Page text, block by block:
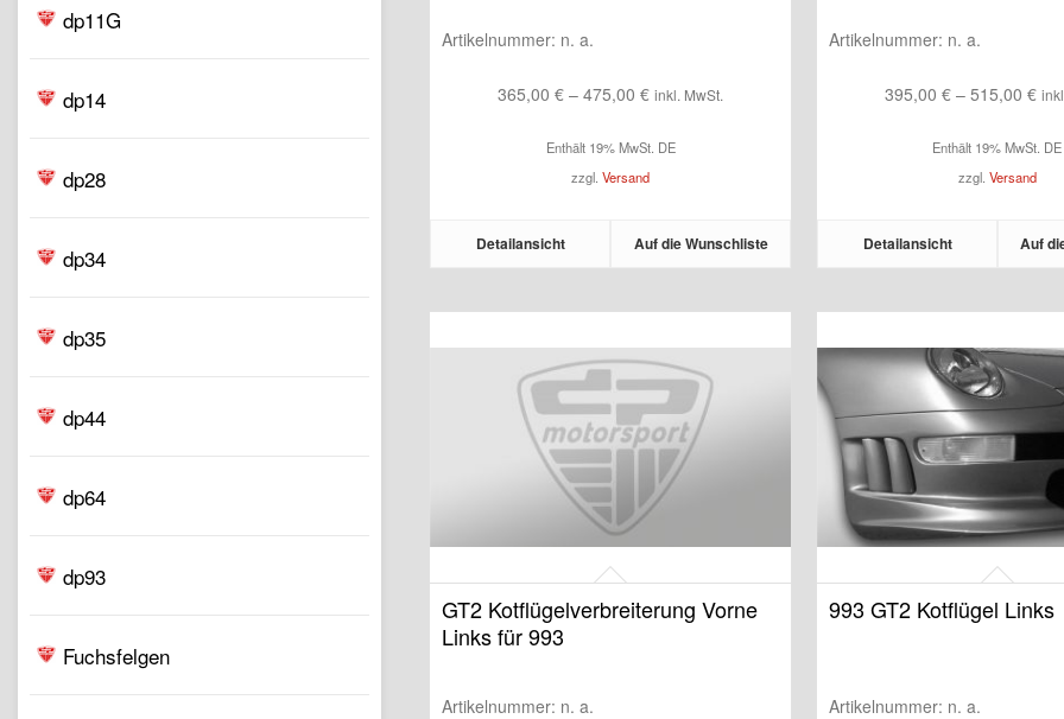
dp11G
dp14
dp28
dp34
dp35
dp44
dp64
dp93
Fuchsfelgen
Artikelnummer: n. a.
365,00€ –475,00€Preisspanne:
bis
475,00 €
inkl. MwSt.
Enthält 19% MwSt. DE
zzgl.Versand
Detailansicht Auf die Wunschliste
Artikelnummer: n. a.
395,00 € – 515,00 €
bis
Enthält 19% MwSt. DE
zzgl. Versand
Detailansicht Auf
GT2 Kotflügelverbreiterung Vorne
Links für 993
Artikelnummer: n. a.
993 GT2 Kotflügel Links
Artikelnummer: n. a.